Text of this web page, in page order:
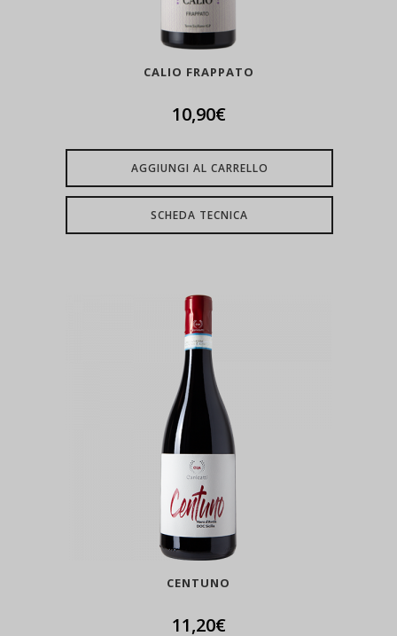
CALIO FRAPPATO
10,90€
AGGIUNGI AL CARRELLO
SCHEDA TECNICA
CENTUNO
11,20€